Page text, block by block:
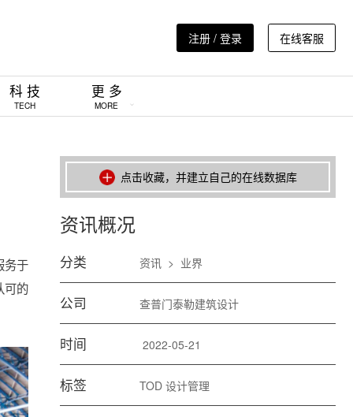
注册 / 登录 在线客服
科 技
TECH
更 多
MORE
务于
可的
点击收藏，并建立自己的在线数据库
资讯概况
分类 资讯> 业界
公司 查普门泰勒建筑设计
时间 2022-05-21
标签 TOD 设计管理